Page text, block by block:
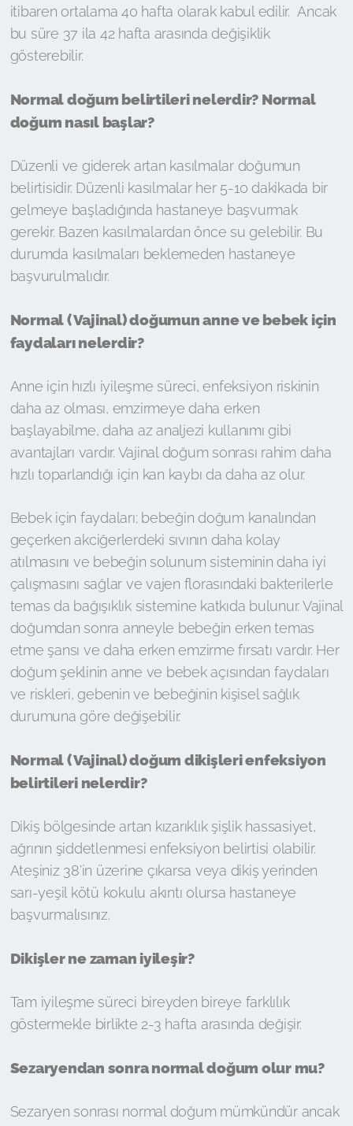
itibaren ortalama 40 hafta olarak kabul edilir. Ancak
bu süre 37 ila 42 hafta arasında değişiklik
gösterebilir.
Normal doğum belirtileri nelerdir? Normal
doğum nasıl başlar?
Düzenli ve giderek artan kasılmalar doğumun
belirtisidir. Düzenli kasılmalar her 5-10 dakikada bir
gelmeye başladığında hastaneye başvurmak
gerekir. Bazen kasılmalardan önce su gelebilir. Bu
durumda kasılmaları beklemeden hastaneye
başvurulmalıdır.
Normal (Vajinal) doğumun anne ve bebek için
faydaları nelerdir?
Anne için hızlı iyileşme süreci, enfeksiyon riskinin
daha az olması, emzirmeye daha erken
başlayabilme, daha az analjezi kullanımı gibi
avantajları vardır. Vajinal doğum sonrası rahim daha
hızlı toparlandığı için kan kaybı da daha az olur.
Bebek için faydaları; bebeğin doğum kanalından
geçerken akciğerlerdeki sıvının daha kolay
atılmasını ve bebeğin solunum sisteminin daha iyi
çalışmasını sağlar ve vajen florasındaki bakterilerle
temas da bağışıklık sistemine katkıda bulunur. Vajinal
doğumdan sonra anneyle bebeğin erken temas
etme şansı ve daha erken emzirme fırsatı vardır. Her
doğum şeklinin anne ve bebek açısından faydaları
ve riskleri, gebenin ve bebeğinin kişisel sağlık
durumuna göre değişebilir.
Normal (Vajinal) doğum dikişleri enfeksiyon
belirtileri nelerdir?
Dikiş bölgesinde artan kızarıklık şişlik hassasiyet,
ağrının şiddetlenmesi enfeksiyon belirtisi olabilir.
Ateşiniz 38’in üzerine çıkarsa veya dikiş yerinden
sarı-yeşil kötü kokulu akıntı olursa hastaneye
başvurmalısınız.
Dikişler ne zaman iyileşir?
Tam iyileşme süreci bireyden bireye farklılık
göstermekle birlikte 2-3 hafta arasında değişir.
Sezaryendan sonra normal doğum olur mu?
Sezaryen sonrası normal doğum mümkündür ancak